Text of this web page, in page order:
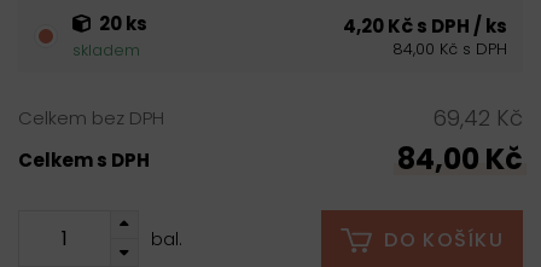
20 ks
skladem
4,20 Kč s DPH / ks
84,00 Kč s DPH
Celkem bez DPH 69,42 Kč
Celkem s DPH 84,00 Kč
bal. DO KOŠÍKU